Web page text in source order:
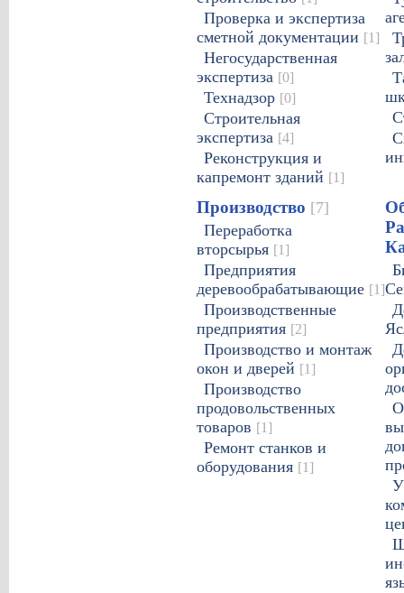
Проверка и экспертиза
сметной документации [1]
Негосударственная
экспертиза [0]
Технадзор [0]
Строительная
экспертиза [4]
Реконструкция и
капремонт зданий [1]
Производство [7]
Переработка
вторсырья [1]
Предприятия
деревообрабатывающие [1]
Производственные
предприятия [2]
Производство и монтаж
окон и дверей [1]
Производство
продовольственных
товаров [1]
Ремонт станков и
оборудования [1]